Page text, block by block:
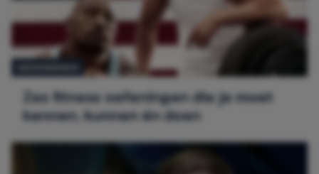
Zes fitness oefeningen die je moet
kennen, kunnen én doen